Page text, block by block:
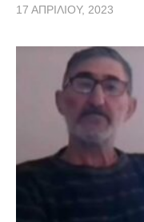
17 ΑΠΡΙΛΊΟΥ, 2023